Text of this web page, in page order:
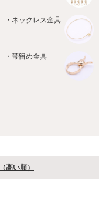
・ネックレス金具
・帯留め金具
⾼い順）